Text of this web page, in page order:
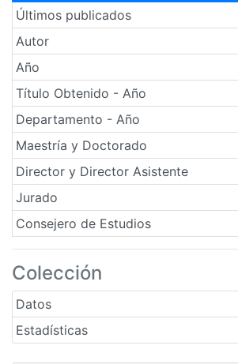
Últimos publicados
Autor
Año
Título Obtenido - Año
Departamento - Año
Maestría y Doctorado
Director y Director Asistente
Jurado
Consejero de Estudios
Colección
Datos
Estadísticas